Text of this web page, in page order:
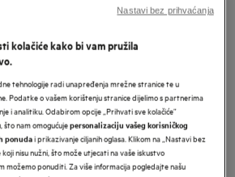
visine 176.9 cm
kolačiće kako bi vam pružila
tehnologije radi unapređenja mrežne stranice te u
Podatke o vašem korištenju stranice dijelimo s partnerima
i analitiku. Odabirom opcije „Prihvati sve kolačiće”
nam omogućujepersonalizaciju vašeg korisničkog
ponudai prikazivanje ciljanih oglasa. Klikom na „Nastavi bez
nisu nužni, što može utjecati na vaše iskustvo
možemo ponuditi. Za više informacija pogledajte našu
Nastavi bez prihvaćanja